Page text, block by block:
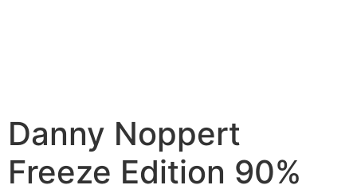
Danny Noppert
Freeze Edition 90%